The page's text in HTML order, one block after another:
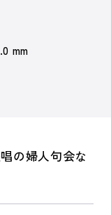
mm
の婦人句会な